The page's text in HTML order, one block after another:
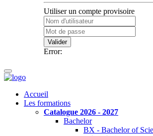
Utiliser un compte provisoire
Valider
Error:
Accueil
Les formations
Catalogue 2026 - 2027
Bachelor
BX - Bachelor of